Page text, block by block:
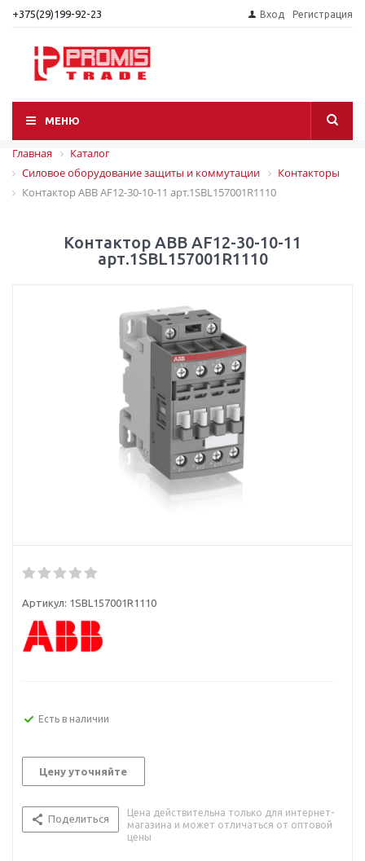
+375(29)199-92-23 Вход Регистрация
МЕНЮ
Главная
Каталог
Силовое оборудование защиты и коммутации
Контакторы
Контактор АВВ AF12-30-10-11 арт.1SBL157001R1110
Контактор АВВ AF12-30-10-11
арт.1SBL157001R1110
Артикул: 1SBL157001R1110
Есть в наличии
Цену уточняйте
Поделиться
Цена действительна только для интернет-
магазина и может отличаться от оптовой
цены